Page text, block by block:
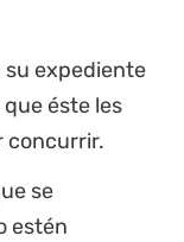
su expediente
éste les
concurrir.
se
estén